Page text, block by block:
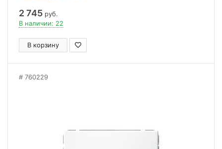
2 745 руб.
В наличии: 22
В корзину
760229